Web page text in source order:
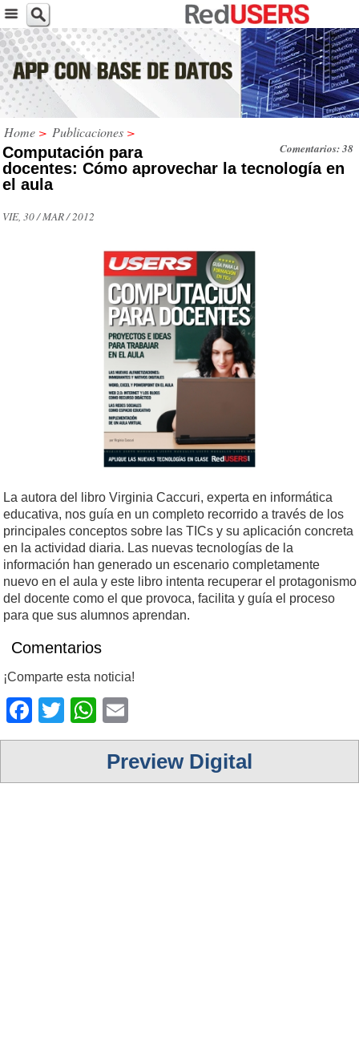
Home > Publicaciones >
Comentarios: 38
Computación para
docentes: Cómo aprovechar la tecnología en
el aula
VIE, 30 / MAR / 2012
La autora del libro Virginia Caccuri, experta en informática
educativa, nos guía en un completo recorrido a través de los
principales conceptos sobre las TICs y su aplicación concreta
en la actividad diaria. Las nuevas tecnologías de la
información han generado un escenario completamente
nuevo en el aula y este libro intenta recuperar el protagonismo
del docente como el que provoca, facilita y guía el proceso
para que sus alumnos aprendan.
Comentarios
¡Comparte esta noticia!
Facebook
TwitterWhatsApp
Preview Digital